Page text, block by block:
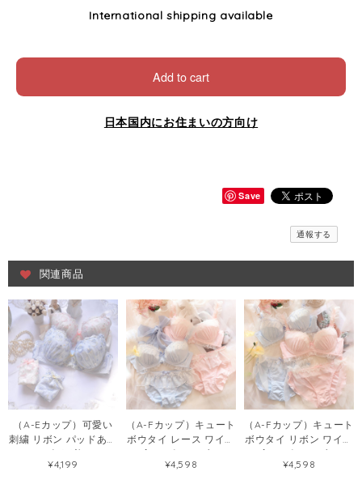
International shipping available
Add to cart
日本国内にお住まいの方向け
Save
通報する
関連商品
（A-Eカップ）可愛い
刺繍 リボン パッドあり
レース 2色 下着 ワイヤ
ー入り ブラ&ショーツ
¥4,199
（A-Fカップ）キュート
ボウタイ レース ワイヤ
ー入り ピンク ブルー
ブラ＆ショーツセット
¥4,598
（A-Fカップ）キュート
ボウタイ リボン ワイヤ
ー入り ピンク ブルー
ブラ＆ショーツセット
¥4,598